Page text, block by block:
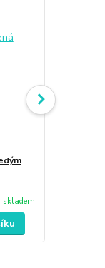
skladem